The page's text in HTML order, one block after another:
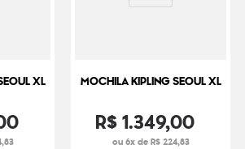
XL MOCHILA KIPLING SEOUL XL
R$1.349,00
ou 6x de R$ 224,83